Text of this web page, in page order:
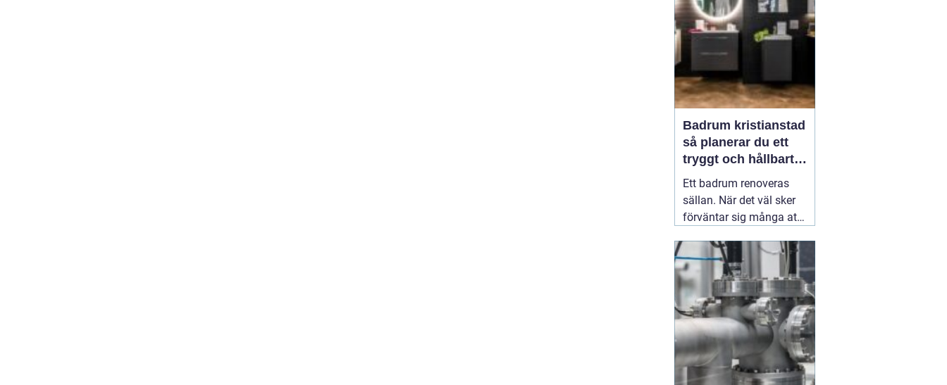
Badrum kristianstad
så planerar du ett
tryggt och hållbart
badrumsprojekt
Ett badrum renoveras
sällan. När det väl sker
förväntar sig många att
2030 år. Därför spelar
planering, materialval
och val av hantverkare
stor roll. För den som
funderar på03 juni 2026